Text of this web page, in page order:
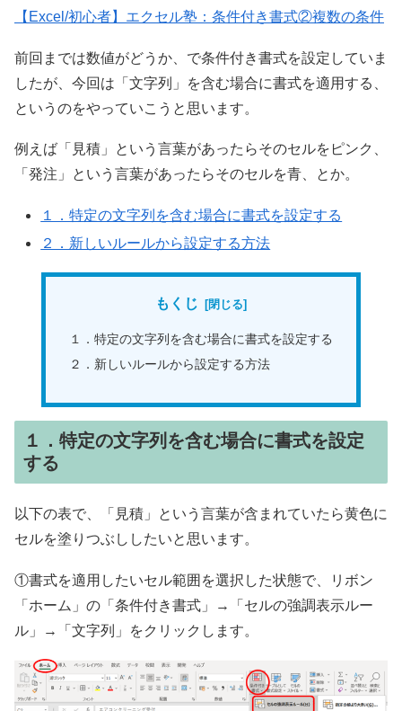
【Excel/初心者】エクセル塾：条件付き書式②複数の条件
前回までは数値がどうか、で条件付き書式を設定していま
したが、今回は「文字列」を含む場合に書式を適用する、
というのをやっていこうと思います。
例えば「見積」という言葉があったらそのセルをピンク、
「発注」という言葉があったらそのセルを青、とか。
１．特定の文字列を含む場合に書式を設定する
２．新しいルールから設定する方法
もくじ
１．特定の文字列を含む場合に書式を設定する
２．新しいルールから設定する方法
１．特定の文字列を含む場合に書式を設定
する
以下の表で、「見積」という言葉が含まれていたら黄色に
セルを塗りつぶししたいと思います。
①書式を適用したいセル範囲を選択した状態で、リボン
「ホーム」の「条件付き書式」→「セルの強調表示ルー
ル」→「文字列」をクリックします。